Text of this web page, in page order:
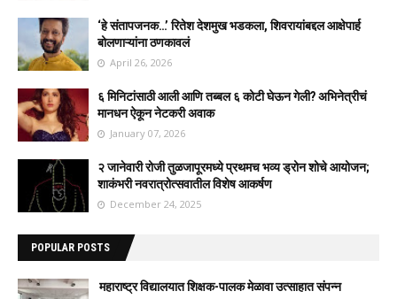
‘हे संतापजनक…’ रितेश देशमुख भडकला, शिवरायांबद्दल आक्षेपार्ह
बोलणाऱ्यांना ठणकावलं
April 26, 2026
६ मिनिटांसाठी आली आणि तब्बल ६ कोटी घेऊन गेली? अभिनेत्रीचं
मानधन ऐकून नेटकरी अवाक
January 07, 2026
२ जानेवारी रोजी तुळजापूरमध्ये प्रथमच भव्य ड्रोन शोचे आयोजन;
शाकंभरी नवरात्रोत्सवातील विशेष आकर्षण
December 24, 2025
POPULAR POSTS
महाराष्ट्र विद्यालयात शिक्षक-पालक मेळावा उत्साहात संपन्न